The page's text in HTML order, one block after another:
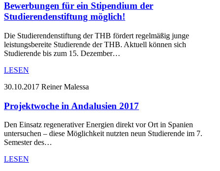
Bewerbungen für ein Stipendium der
Studierendenstiftung möglich!
Die Studierendenstiftung der THB fördert regelmäßig junge
leistungsbereite Studierende der THB. Aktuell können sich
Studierende bis zum 15. Dezember…
LESEN
30.10.2017 Reiner Malessa
Projektwoche in Andalusien 2017
Den Einsatz regenerativer Energien direkt vor Ort in Spanien
untersuchen – diese Möglichkeit nutzten neun Studierende im 7.
Semester des…
LESEN